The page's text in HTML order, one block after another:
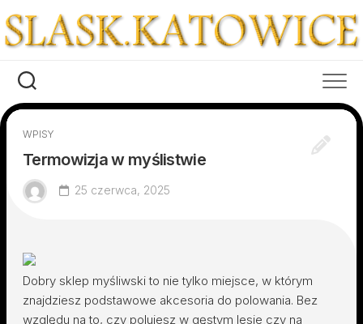
to
content
WPISY
Termowizja w myślistwie
25 czerwca, 2025
Dobry sklep myśliwski to nie tylko miejsce, w którym
znajdziesz podstawowe akcesoria do polowania. Bez
względu na to, czy polujesz w gęstym lesie czy na